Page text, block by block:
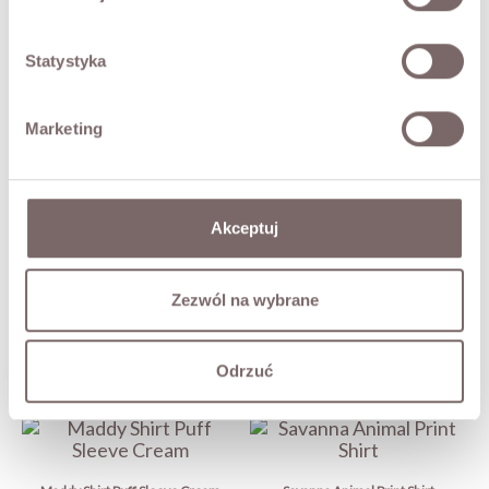
Statystyka
Marketing
Akceptuj
Zezwól na wybrane
Odrzuć
RETURNS
SHIPPING